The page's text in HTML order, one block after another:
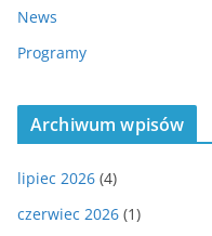
News
Programy
Archiwum wpisów
lipiec 2026 (4)
czerwiec 2026 (1)